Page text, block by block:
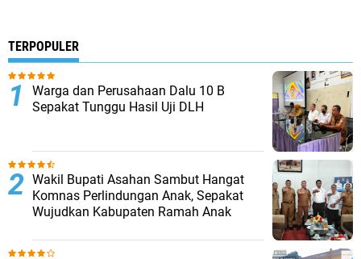
TERPOPULER
Warga dan Perusahaan Dalu 10 B
Sepakat Tunggu Hasil Uji DLH
Wakil Bupati Asahan Sambut Hangat
Komnas Perlindungan Anak, Sepakat
Wujudkan Kabupaten Ramah Anak